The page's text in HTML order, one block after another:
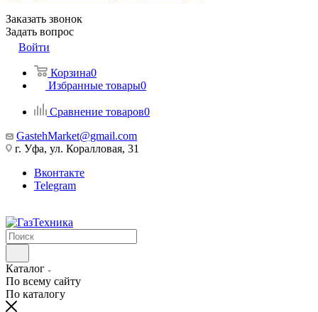
Заказать звонок
Задать вопрос
Войти
Корзина0
Избранные товары0
Сравнение товаров0
GastehMarket@gmail.com
г. Уфа, ул. Коралловая, 31
Вконтакте
Telegram
Каталог
По всему сайту
По каталогу